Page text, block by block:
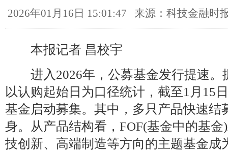
2026年01月16日 15:01:47 来源：科技金融时
本报记者 昌校宇
进入2026年，公募基金发行提速。
以认购起始日为口径统计，截至1月15
基金启动募集。其中，多只产品快速结
身。从产品结构看，FOF(基金中的基
技创新、高端制造等方向的主题基金成